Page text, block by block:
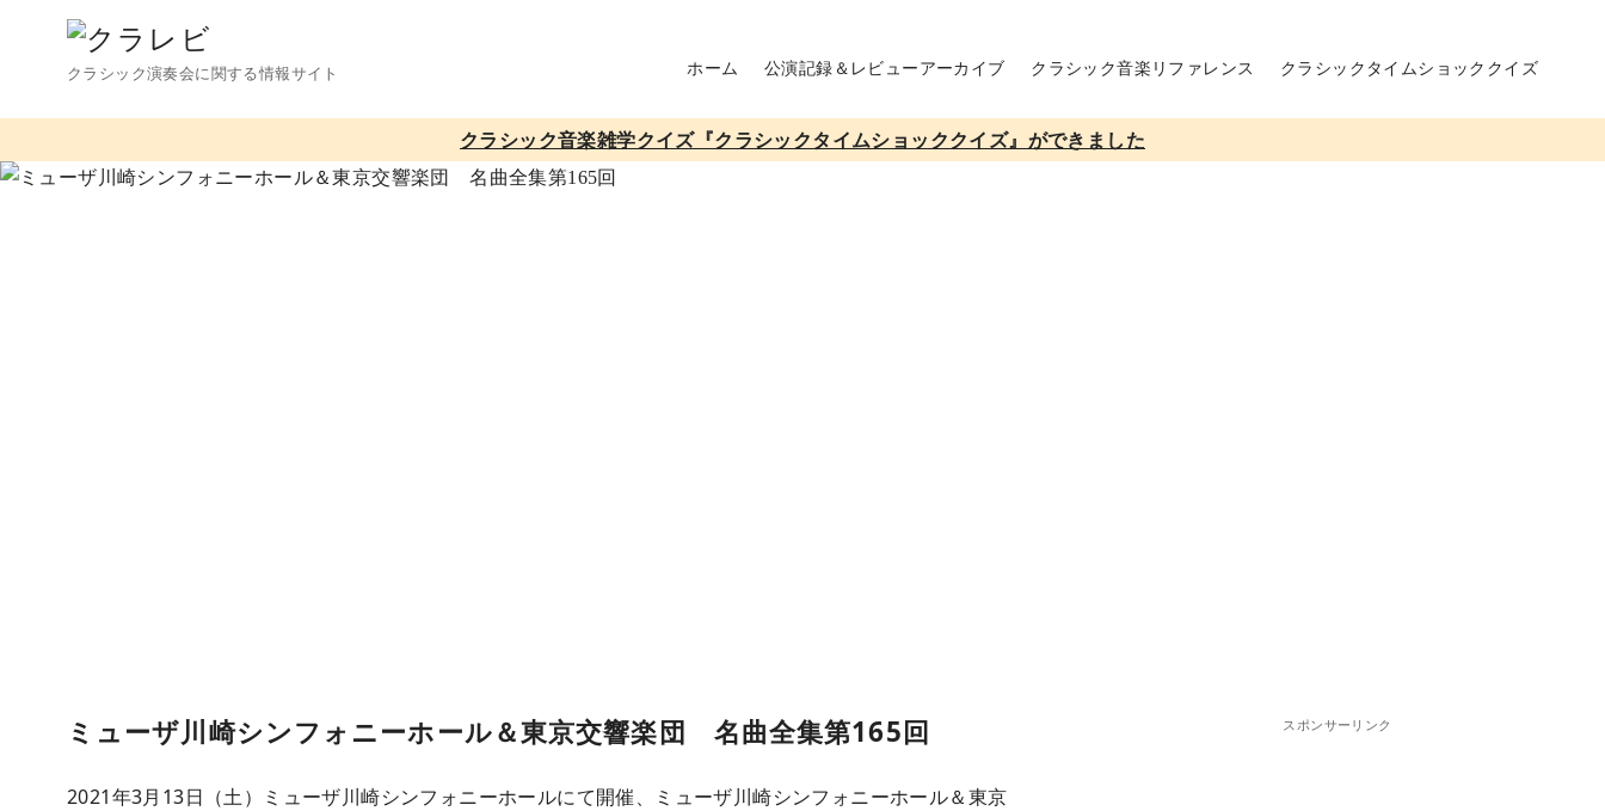
へ
クラシック演奏会に関する情報サイト ホーム 公演記録＆レビューアーカイブ クラシック音楽リファレンス クラシックタイムショッククイズ
クラシック音楽雑学クイズ『クラシックタイムショッククイズ』ができました
ミューザ川崎シンフォニーホール＆東京交響楽団 名曲全集第165回
2021年3月13日（土）ミューザ川崎シンフォニーホールにて開催、ミューザ川崎シンフォニーホール＆東京
スポンサーリンク